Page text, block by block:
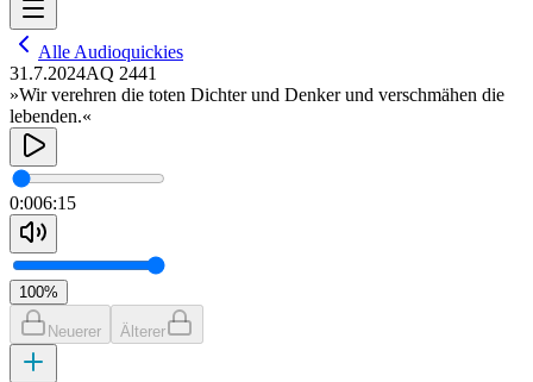
Alle Audioquickies
31.7.2024AQ 2441
»Wir verehren die toten Dichter und Denker und verschmähen die
lebenden.«
0:006:15
100%
Neuerer Älterer